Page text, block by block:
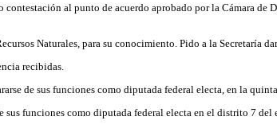
al punto de acuerdo aprobado por la Cámara de
Naturales, para su conocimiento. Pido a la Secretaría
recibidas.
de sus funciones como diputada federal electa, en la
funciones como diputada federal electa en el distrito 7 del